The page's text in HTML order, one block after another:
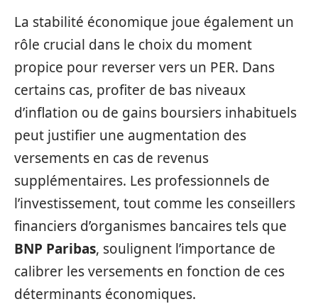
La stabilité économique joue également un
rôle crucial dans le choix du moment
propice pour reverser vers un PER. Dans
certains cas, profiter de bas niveaux
d’inflation ou de gains boursiers inhabituels
peut justifier une augmentation des
versements en cas de revenus
supplémentaires. Les professionnels de
l’investissement, tout comme les conseillers
financiers d’organismes bancaires tels que
BNP Paribas, soulignent l’importance de
calibrer les versements en fonction de ces
déterminants économiques.